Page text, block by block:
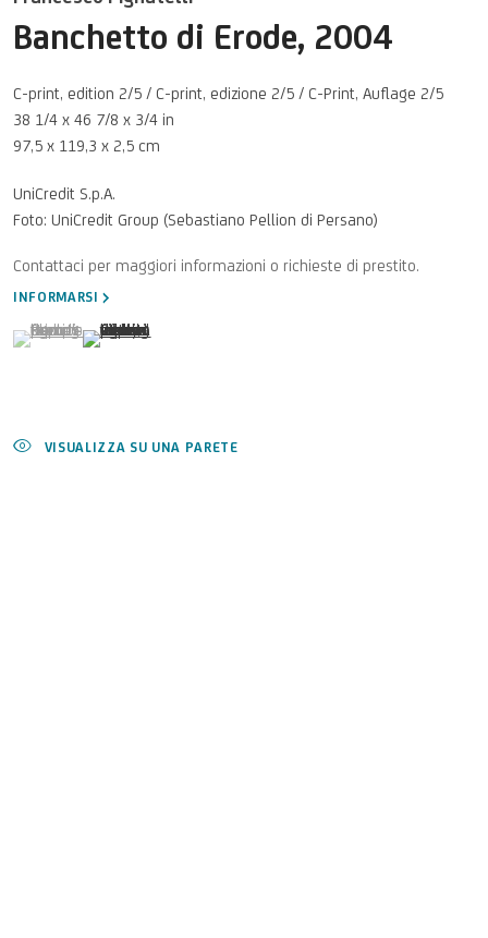
Banchetto di Erode, 2004
C-print, edition 2/5 / C-print, edizione 2/5 / C-Print, Auflage 2/5
38 1/4 x 46 7/8 x 3/4 in
97,5 x 119,3 x 2,5 cm
UniCredit S.p.A.
Foto: UniCredit Group (Sebastiano Pellion di Persano)
INFORMARSI
(View a larger image of thumbnail 1 )
, currently selected.
, currently selected.
, currently selected.(View a larger image of thumbnail 2 )
VISUALIZZA SU UNA PARETE